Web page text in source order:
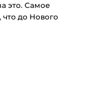
это. Самое
что до Нового